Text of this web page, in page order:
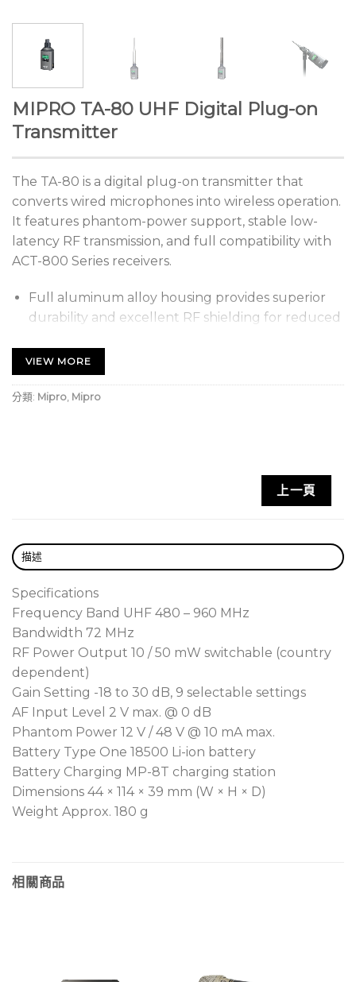
MIPRO TA-80 UHF Digital Plug-on
Transmitter
The TA-80 is a digital plug-on transmitter that
converts wired microphones into wireless operation.
It features phantom-power support, stable low-
latency RF transmission, and full compatibility with
ACT-800 Series receivers.
Full aluminum alloy housing provides superior
durability and excellent RF shielding for reduced
Digital transmission technology ensures high
audio quality, low latency, and strong anti-
interference performance, ideal for professional
Supports 12 V or 48 V phantom power to drive a
wide range of condenser microphones.
Selectable RF power output of 10 / 50 mW allows
flexible adjustment to match different
environments.
Equipped with a replaceable 18500 lithium
battery offering 5–8 hours of use, chargeable via
MP-8T charging dock or external charger.
TA-80 為數位插接式發射器，可將有線麥克風轉為無線使
用。具備幻象電源、低延遲且穩定的射頻傳輸，可對應
ACT-800 系列接收機。
數位傳輸技術提供高音質、低延遲與抗干擾能力，適合
VIEW MORE
分類: Mipro, Mipro
上一頁
描述
Specifications
Frequency Band UHF 480 – 960 MHz
Bandwidth 72 MHz
RF Power Output 10 / 50 mW switchable (country
dependent)
Gain Setting -18 to 30 dB, 9 selectable settings
AF Input Level 2 V max. @ 0 dB
Phantom Power 12 V / 48 V @ 10 mA max.
Battery Type One 18500 Li-ion battery
Battery Charging MP-8T charging station
Dimensions 44 × 114 × 39 mm (W × H × D)
Weight Approx. 180 g
相關商品